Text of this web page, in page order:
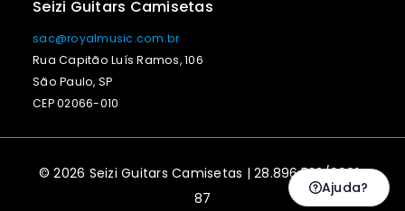
Seizi Guitars Camisetas
sac@royalmusic.com.br
Rua Capitão Luís Ramos, 106
São Paulo, SP
CEP 02066-010
© 2026 Seizi Guitars Camisetas | 28.896.523/0001-
87
Ajuda?